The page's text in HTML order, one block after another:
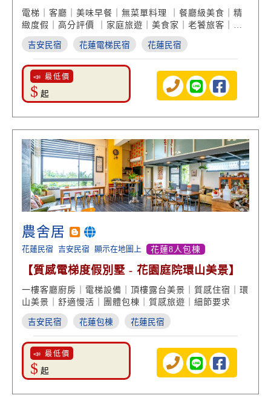
選】
電梯｜客廳｜美味早餐｜無菜單料理 ｜餐廳級美食｜精
緻度假｜高分評價 ｜家庭旅遊｜美食家｜老饕旅客｜質
感住宿
吉安民宿 花蓮電梯民宿 花蓮民宿
📣 最低價
$ 起
農舍居
花蓮民宿 吉安民宿 顯示在地圖上 花蓮8人包棟
【質感電梯度假別墅 - 花園庭院環山美景】
一樓客廳廚房｜電梯設備｜頂樓露台美景｜質感住宿｜環
山美景｜舒適慢活｜團體包棟｜質感旅遊｜細節要求
吉安民宿 花蓮包棟 花蓮民宿
📣 最低價
$ 起